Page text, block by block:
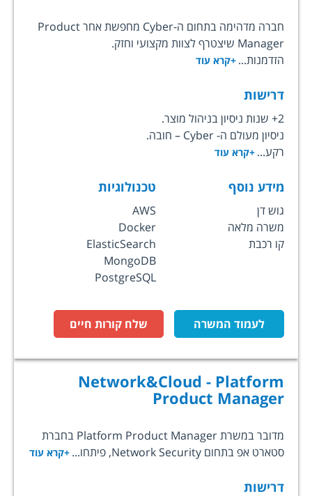
חברה מדהימה בתחום ה-Cyber מחפשת אחר Product
Manager שיצטרף לצוות מקצועי וחזק.
הזדמנות... +קרא עוד
דרישות
2+ שנות ניסיון בניהול מוצר.
ניסיון מעולם ה- Cyber – חובה.
רקע... +קרא עוד
מידע נוסף
גוש דן
משרה מלאה
קו רכבת
טכנולוגיות
AWS
Docker
ElasticSearch
MongoDB
PostgreSQL
לעמוד המשרה שלח קורות חיים
Network&Cloud - Platform
Product Manager
מדובר במשרת Platform Product Manager בחברת
סטארט אפ בתחום Network Security, פיתחו...
+קרא עוד
דרישות